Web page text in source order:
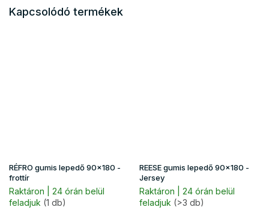
Kapcsolódó termékek
RÉFRO gumis lepedő 90x180 -
frottír
Raktáron | 24 órán belül
feladjuk (1 db)
REESE gumis lepedő 90x180 -
Jersey
Raktáron | 24 órán belül
feladjuk (>3 db)